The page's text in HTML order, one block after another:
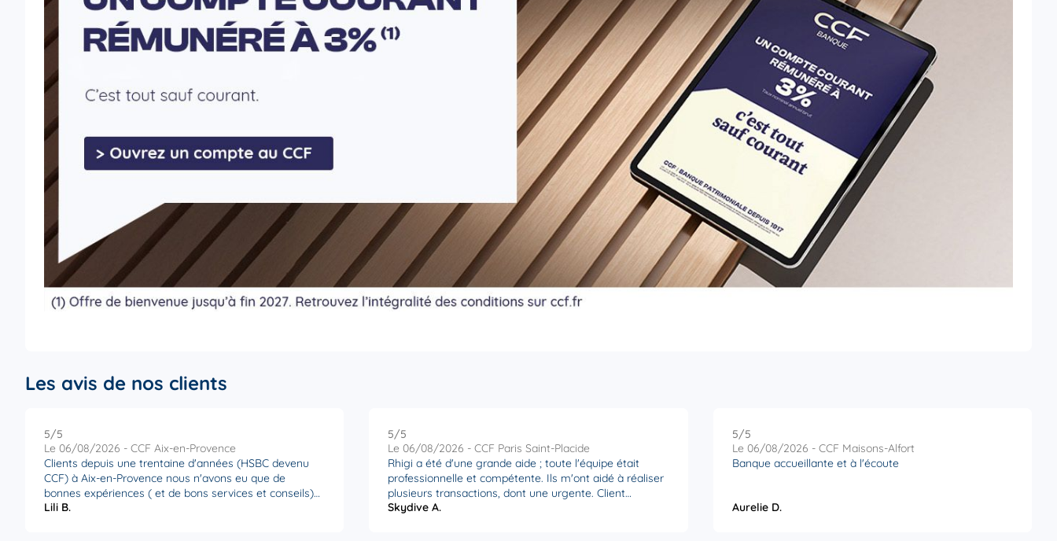
16.68
km
117 avenue Paul Doumer
92500 Rueil-Malmaison
Ouvert 09:00 - 17:45
7
18.82
CCF Le Chesnay
50 rue Pottier
78150 Le Chesnay
01 34 58 22 70 Voir plus
8 CCF La Garenne-Colombes
10 Rond Point du Souvenir Français
19.69
km
7 place de la Défense
92400 Courbevoie
Ouvert 09:00 - 17:00
Les avis de nos clients
5/5
Le 06/08/2026 - CCF Aix-en-Provence
Clients depuis une trentaine d'années (HSBC devenu
CCF) à Aix-en-Provence nous n'avons eu que de
bonnes expériences ( et de bons services et conseils)
de la part de l' équipe que ce soit le directeur d'agence
Lili B.
5/5
Le 06/08/2026 - CCF Paris Saint-Placide
Rhigi a été d'une grande aide ; toute l'équipe était
professionnelle et compétente. Ils m'ont aidé à réaliser
plusieurs transactions, dont une urgente. Client
satisfait. Merci Agence St Placide
Skydive A.
5/5
Le 06/08/2026 - CCF Maisons-Alfort
Banque accueillante et à l'écoute
Aurelie D.